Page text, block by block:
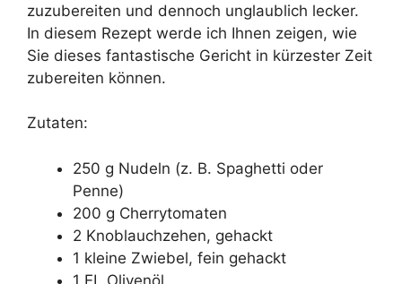
zuzubereiten und dennoch unglaublich lecker.
In diesem Rezept werde ich Ihnen zeigen, wie
Sie dieses fantastische Gericht in kürzester Zeit
zubereiten können.
Zutaten:
250 g Nudeln (z. B. Spaghetti oder
Penne)
200 g Cherrytomaten
2 Knoblauchzehen, gehackt
1 kleine Zwiebel, fein gehackt
1 EL Olivenöl